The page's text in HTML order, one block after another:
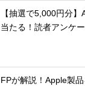
【抽選で5,000円分
当たる！読者アンケ
FPが解説！Apple製